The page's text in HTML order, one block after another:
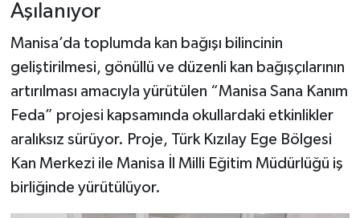
Aşılanıyor
Manisa’da toplumda kan bağışı bilincinin
geliştirilmesi, gönüllü ve düzenli kan bağışçılarının
artırılması amacıyla yürütülen “Manisa Sana Kanım
Feda” projesi kapsamında okullardaki etkinlikler
aralıksız sürüyor. Proje, Türk Kızılay Ege Bölgesi
Kan Merkezi ile Manisa İl Milli Eğitim Müdürlüğü iş
birliğinde yürütülüyor.